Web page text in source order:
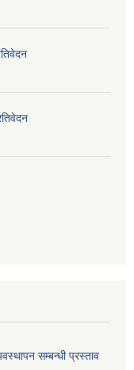
सम्बन्धी प्रस्ताव